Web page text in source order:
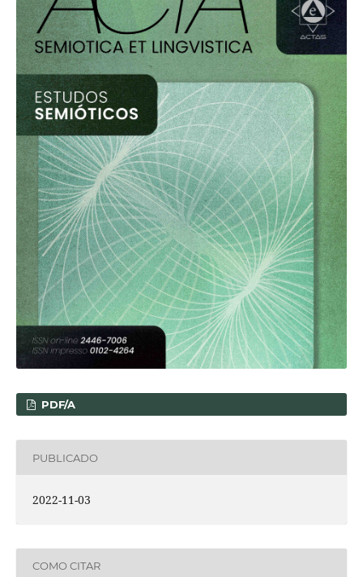
PDF/A
PUBLICADO
2022-11-03
COMO CITAR